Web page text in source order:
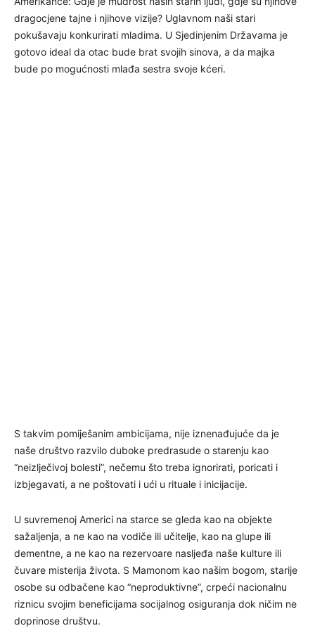
dragocjene tajne i njihove vizije? Uglavnom naši stari
pokušavaju konkurirati mladima. U Sjedinjenim Državama je
gotovo ideal da otac bude brat svojih sinova, a da majka
bude po mogućnosti mlađa sestra svoje kćeri.
S takvim pomiješanim ambicijama, nije iznenađujuće da je
naše društvo razvilo duboke predrasude o starenju kao
“neizlječivoj bolesti”, nečemu što treba ignorirati, poricati i
izbjegavati, a ne poštovati i ući u rituale i inicijacije.
U suvremenoj Americi na starce se gleda kao na objekte
sažaljenja, a ne kao na vodiče ili učitelje, kao na glupe ili
dementne, a ne kao na rezervoare nasljeđa naše kulture ili
čuvare misterija života. S Mamonom kao našim bogom, starije
osobe su odbačene kao “neproduktivne”, crpeći nacionalnu
riznicu svojim beneficijama socijalnog osiguranja dok ničim ne
doprinose društvu.